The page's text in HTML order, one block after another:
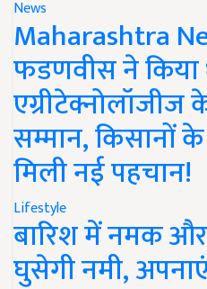
News
Maharashtra
फडणवीस ने किया
सम्मान, किसानों
मिली नई पहचान!
Lifestyle
बारिश में नमक
घुसेगी नमी,